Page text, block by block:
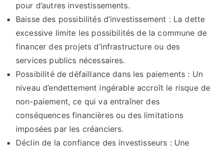
pour d’autres investissements.
Baisse des possibilités d’investissement : La dette
excessive limite les possibilités de la commune de
financer des projets d’infrastructure ou des
services publics nécessaires.
Possibilité de défaillance dans les paiements : Un
niveau d’endettement ingérable accroît le risque de
non-paiement, ce qui va entraîner des
conséquences financières ou des limitations
imposées par les créanciers.
Déclin de la confiance des investisseurs : Une